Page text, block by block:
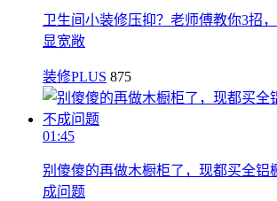
卫生间小装修压抑？老师傅教你3招
显宽敞
装修PLUS 875
01:45
别傻傻的再做木橱柜了，现都买全铝
成问题